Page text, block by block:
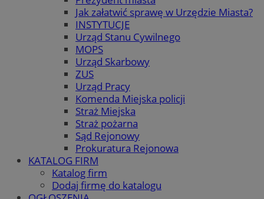
Jak załatwić sprawę w Urzędzie Miasta?
INSTYTUCJE
Urząd Stanu Cywilnego
MOPS
Urząd Skarbowy
ZUS
Urząd Pracy
Komenda Miejska policji
Straż Miejska
Straż pożarna
Sąd Rejonowy
Prokuratura Rejonowa
KATALOG FIRM
Katalog firm
Dodaj firmę do katalogu